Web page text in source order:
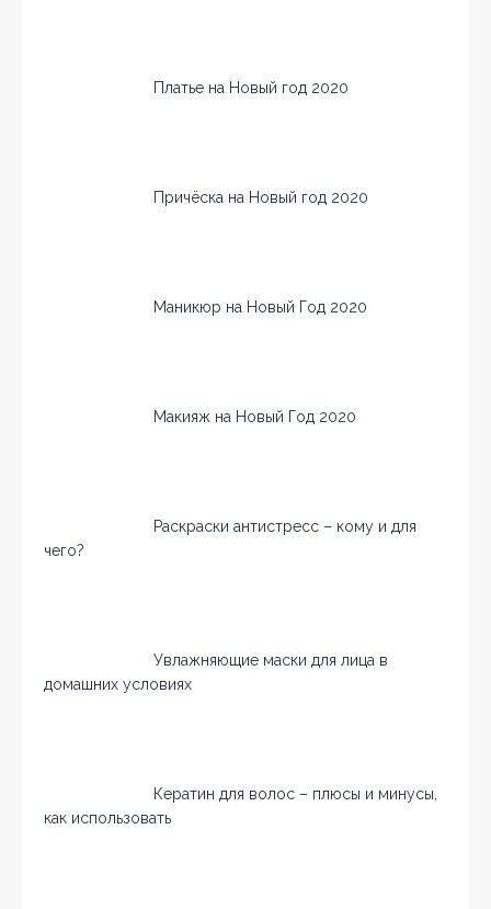
Платье на Новый год 2020
Причёска на Новый год 2020
Маникюр на Новый Год 2020
Макияж на Новый Год 2020
Раскраски антистресс – кому и для
чего?
Увлажняющие маски для лица в
домашних условиях
Кератин для волос – плюсы и минусы,
как использовать